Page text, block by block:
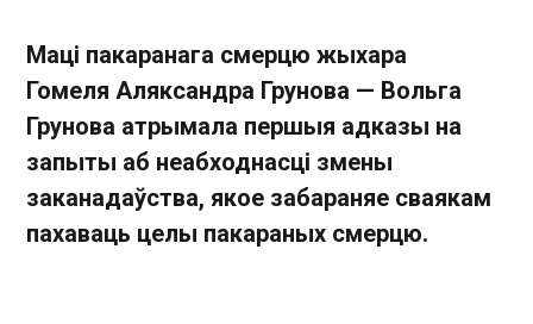
Маці пакаранага смерцю жыхара
Гомеля Аляксандра Грунова — Вольга
Грунова атрымала першыя адказы на
запыты аб неабходнасці змены
заканадаўства, якое забараняе сваякам
пахаваць целы пакараных смерцю.